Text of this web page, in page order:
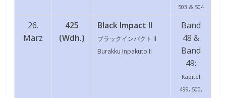
503 & 504
26.
März
425
(Wdh.)
Black Impact II
ブラックインパクト II
Burakku Inpakuto II
Band
48 &
Band
49:
Kapitel
499, 500,